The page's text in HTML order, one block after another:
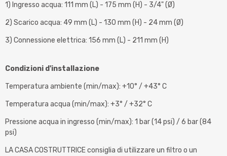
1) Ingresso acqua: 111 mm (L) - 175 mm (H) - 3/4" (Ø)
2) Scarico acqua: 49 mm (L) - 130 mm (H) - 24 mm (Ø)
3) Connessione elettrica: 156 mm (L) - 211 mm (H)
Condizioni d'installazione
Temperatura ambiente (min/max): +10° / +43° C
Temperatura acqua (min/max): +3° / +32° C
Pressione acqua in ingresso (min/max): 1 bar (14 psi) / 6 bar (84
psi)
LA CASA COSTRUTTRICE consiglia di utilizzare un filtro o un